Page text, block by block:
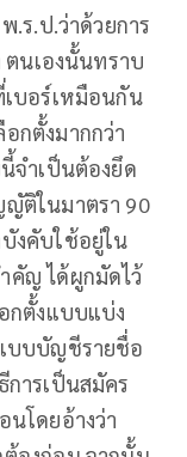
.ร.ป.ว่าด้วยการ
ตนเองนั้นทราบ
เบอร์เหมือนกัน
กตั้งมากกว่า
จำเป็นต้องยึด
ติในมาตรา 90
งคับใช้อยู่ใน
คัญ ได้ผูกมัดไว้
กตั้งแบบแบ่ง
บบบัญชีรายชื่อ
การเป็นสมัคร
นโดยอ้างว่า